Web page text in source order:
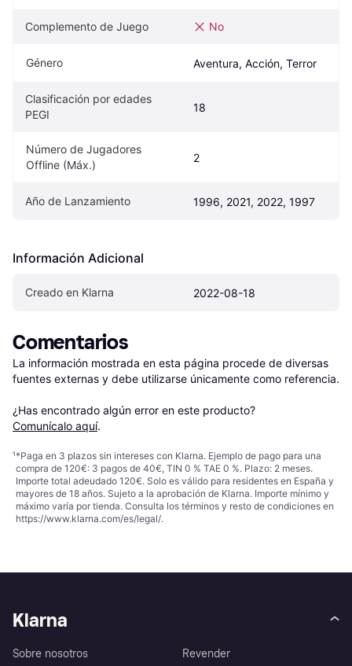
Complemento de Juego No
Género Aventura, Acción, Terror
Clasificación por edades
PEGI
18
Número de Jugadores
Offline (Máx.)
2
Año de Lanzamiento 1996, 2021, 2022, 1997
Información Adicional
Creado en Klarna 2022-08-18
Comentarios
La información mostrada en esta página procede de diversas
fuentes externas y debe utilizarse únicamente como referencia.
¿Has encontrado algún error en este producto?
Comunícalo aquí.
¹*Paga en 3 plazos sin intereses con Klarna. Ejemplo de pago para una
compra de 120€: 3 pagos de 40€, TIN 0 % TAE 0 %. Plazo: 2 meses.
Importe total adeudado 120€. Solo es válido para residentes en España y
mayores de 18 años. Sujeto a la aprobación de Klarna. Importe mínimo y
máximo varía por tienda. Consulta los términos y resto de condiciones en
https://www.klarna.com/es/legal/.
Klarna
Sobre nosotros
Revender